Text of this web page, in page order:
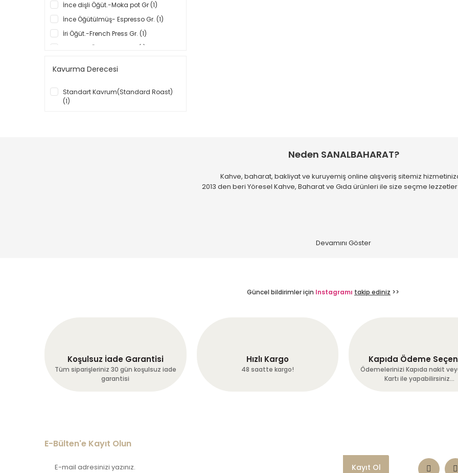
İnce dişli Öğüt.-Moka pot Gr (1)
İnce Öğütülmüş- Espresso Gr. (1)
İri Öğüt.-French Press Gr. (1)
Orta Dişli Öğ.-Metal Filter (1)
Kavurma Derecesi
Standart Kavrum(Standard Roast)
(1)
Neden SANALBAHARAT?
Kahve, baharat, bakliyat ve kuruyemiş online alışveriş sitemiz
2013 den beri Yöresel Kahve, Baharat ve Gıda ürünleri ile size seçme
Güncel bildirimler için Instagramı takip ediniz >>
Koşulsuz İade Garantisi
Tüm siparişleriniz 30 gün koşulsuz iade
garantisi
Hızlı Kargo
48 saatte kargo!
Kapıda Ödeme
Ödemelerinizi Kapıda nakit
Kartı ile yapabilirsiniz...
E-Bülten'e Kayıt Olun
Kayıt Ol